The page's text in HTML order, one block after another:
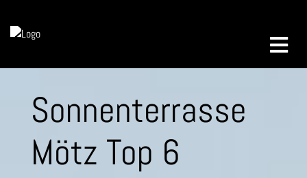
Sonnenterrasse
Mötz Top 6